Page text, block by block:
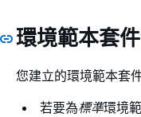
環境範本套
您建立的環境範本套
若要為標準環境